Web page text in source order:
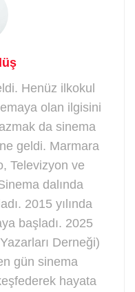
Henüz ilkokul
olan ilgisini
da sinema
geldi. Marmara
Televizyon ve
dalında
2015 yılında
başladı. 2025
Derneği)
gün sinema
hayata